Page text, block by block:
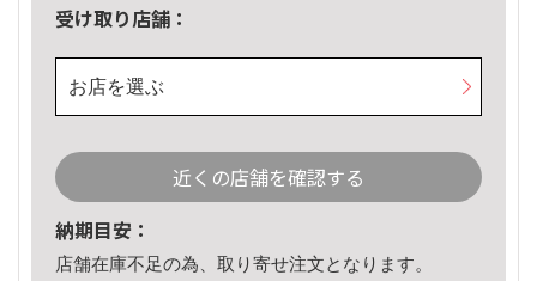
受け取り店舗：
お店を選ぶ
近くの店舗を確認する
納期目安：
店舗在庫不足の為、取り寄せ注文となります。